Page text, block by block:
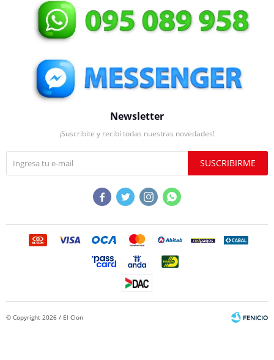
Newsletter
¡Suscribite y recibí todas nuestras novedades!
SUSCRIBIRME
   
© Copyright 2026 / El Clon